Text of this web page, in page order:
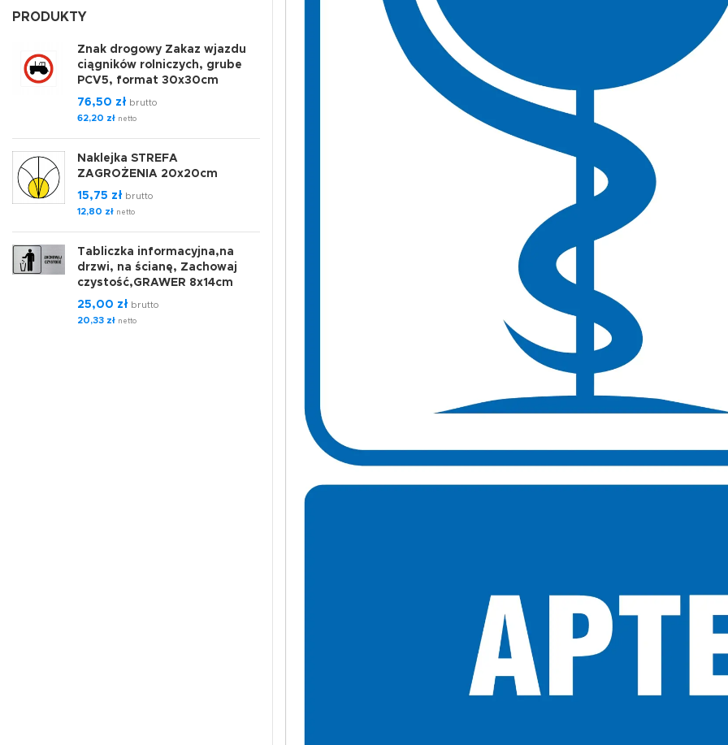
PRODUKTY
Znak drogowy Zakaz wjazdu
ciągników rolniczych, grube
PCV5, format 30x30cm
76,50 zł brutto
62,20 zł netto
Naklejka STREFA
ZAGROŻENIA 20x20cm
15,75 zł brutto
12,80 zł netto
Tabliczka informacyjna,na
drzwi, na ścianę, Zachowaj
czystość,GRAWER 8x14cm
25,00 zł brutto
20,33 zł netto